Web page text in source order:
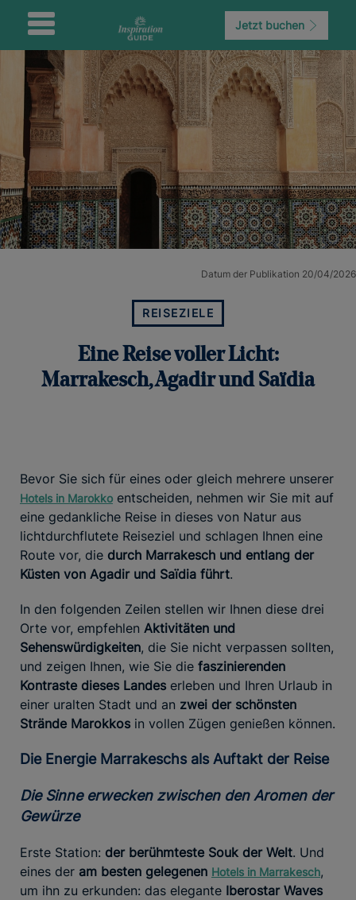
Jetzt buchen
Datum der Publikation 20/04/2026
REISEZIELE
Eine Reise voller Licht:
Marrakesch, Agadir und Saïdia
Bevor Sie sich für eines oder gleich mehrere unserer
Hotels in Marokko entscheiden, nehmen wir Sie mit auf
eine gedankliche Reise in dieses von Natur aus
lichtdurchflutete Reiseziel und schlagen Ihnen eine
Route vor, die durch Marrakesch und entlang der
Küsten von Agadir und Saïdia führt.
In den folgenden Zeilen stellen wir Ihnen diese drei
Orte vor, empfehlen Aktivitäten und
Sehenswürdigkeiten, die Sie nicht verpassen sollten,
und zeigen Ihnen, wie Sie die faszinierenden
Kontraste dieses Landes erleben und Ihren Urlaub in
einer uralten Stadt und an zwei der schönsten
Strände Marokkos in vollen Zügen genießen können.
Die Energie Marrakeschs als Auftakt der Reise
Die Sinne erwecken zwischen den Aromen der
Gewürze
Erste Station: der berühmteste Souk der Welt. Und
eines der am besten gelegenen Hotels in Marrakesch,
um ihn zu erkunden: das elegante Iberostar Waves